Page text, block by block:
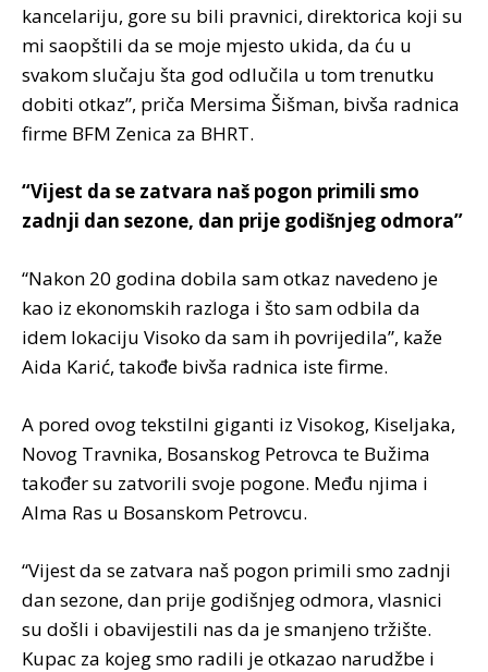
kancelariju, gore su bili pravnici, direktorica koji su
mi saopštili da se moje mjesto ukida, da ću u
svakom slučaju šta god odlučila u tom trenutku
dobiti otkaz”, priča Mersima Šišman, bivša radnica
firme BFM Zenica za BHRT.
“Vijest da se zatvara naš pogon primili smo
zadnji dan sezone, dan prije godišnjeg odmora”
“Nakon 20 godina dobila sam otkaz navedeno je
kao iz ekonomskih razloga i što sam odbila da
idem lokaciju Visoko da sam ih povrijedila”, kaže
Aida Karić, takođe bivša radnica iste firme.
A pored ovog tekstilni giganti iz Visokog, Kiseljaka,
Novog Travnika, Bosanskog Petrovca te Bužima
također su zatvorili svoje pogone. Među njima i
Alma Ras u Bosanskom Petrovcu.
“Vijest da se zatvara naš pogon primili smo zadnji
dan sezone, dan prije godišnjeg odmora, vlasnici
su došli i obavijestili nas da je smanjeno tržište.
Kupac za kojeg smo radili je otkazao narudžbe i